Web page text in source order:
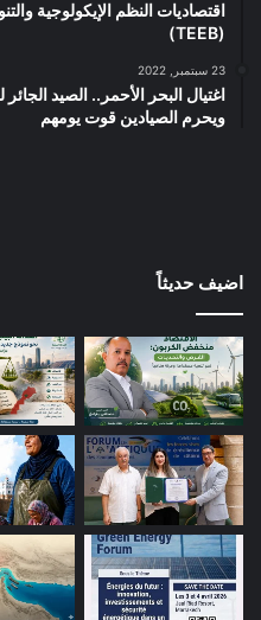
اقتصاديات النظم الإيكولوجية
(TEEB)
23 سبتمبر, 2022
اغتيال البحر الأحمر.. الصيد الجائر
ويحرم الصيادين قوت يومهم
اضيف حديثاً